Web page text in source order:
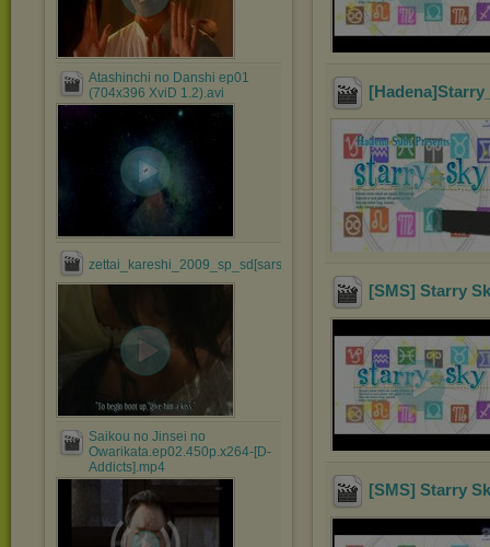
Atashinchi no Danshi ep01
(704x396 XviD 1.2).avi
zettai_kareshi_2009_sp_sd[sars].avi
Saikou no Jinsei no
Owarikata.ep02.450p.x264-[D-
Addicts].mp4
[SMS] Starry
[SMS] Starry